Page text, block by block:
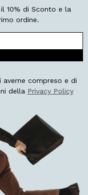
10% di Sconto e la
ordine.
compreso e di
della Privacy Policy